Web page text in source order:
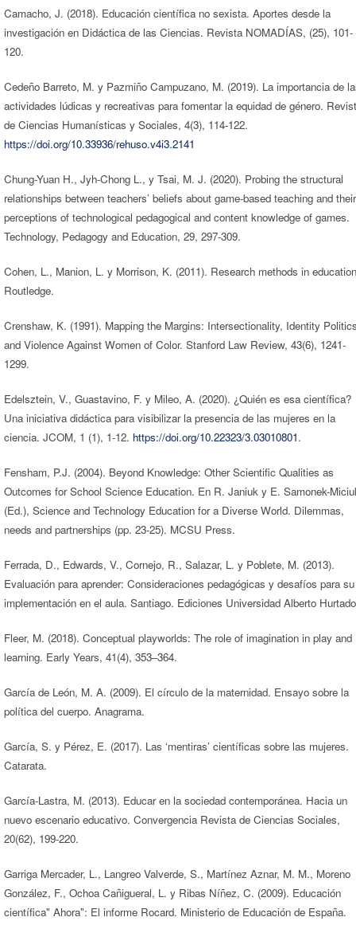
Camacho, J. (2018). Educación científica no sexista. Aportes desde la
investigación en Didáctica de las Ciencias. Revista NOMADÍAS, (25), 101-
120.
Cedeño Barreto, M. y Pazmiño Campuzano, M. (2019). La importancia de
actividades lúdicas y recreativas para fomentar la equidad de género.
de Ciencias Humanísticas y Sociales, 4(3), 114-122.
https://doi.org/10.33936/rehuso.v4i3.2141
Chung-Yuan H., Jyh-Chong L., y Tsai, M. J. (2020). Probing the structural
relationships between teachers’ beliefs about game-based teaching and their
perceptions of technological pedagogical and content knowledge of games.
Technology, Pedagogy and Education, 29, 297-309.
Cohen, L., Manion, L. y Morrison, K. (2011). Research methods in
Routledge.
Crenshaw, K. (1991). Mapping the Margins: Intersectionality, Identity
and Violence Against Women of Color. Stanford Law Review, 43(6), 1241-
1299.
Edelsztein, V., Guastavino, F. y Mileo, A. (2020). ¿Quién es esa científica?
Una iniciativa didáctica para visibilizar la presencia de las mujeres en la
ciencia. JCOM, 1 (1), 1-12. https://doi.org/10.22323/3.03010801.
Fensham, P.J. (2004). Beyond Knowledge: Other Scientific Qualities as
Outcomes for School Science Education. En R. Janiuk y E. Samonek-
(Ed.), Science and Technology Education for a Diverse World. Dilemmas,
needs and partnerships (pp. 23-25). MCSU Press.
Ferrada, D., Edwards, V., Cornejo, R., Salazar, L. y Poblete, M. (2013).
Evaluación para aprender: Consideraciones pedagógicas y desafíos para su
implementación en el aula. Santiago. Ediciones Universidad Alberto
Fleer, M. (2018). Conceptual playworlds: The role of imagination in play and
learning. Early Years, 41(4), 353–364.
García de León, M. A. (2009). El círculo de la maternidad. Ensayo sobre la
política del cuerpo. Anagrama.
García, S. y Pérez, E. (2017). Las ‘mentiras’ científicas sobre las mujeres.
Catarata.
García-Lastra, M. (2013). Educar en la sociedad contemporánea. Hacia un
nuevo escenario educativo. Convergencia Revista de Ciencias Sociales,
20(62), 199-220.
Garriga Mercader, L., Langreo Valverde, S., Martínez Aznar, M. M., Moreno
González, F., Ochoa Cañigueral, L. y Ribas Níñez, C. (2009). Educación
científica" Ahora": El informe Rocard. Ministerio de Educación de España.